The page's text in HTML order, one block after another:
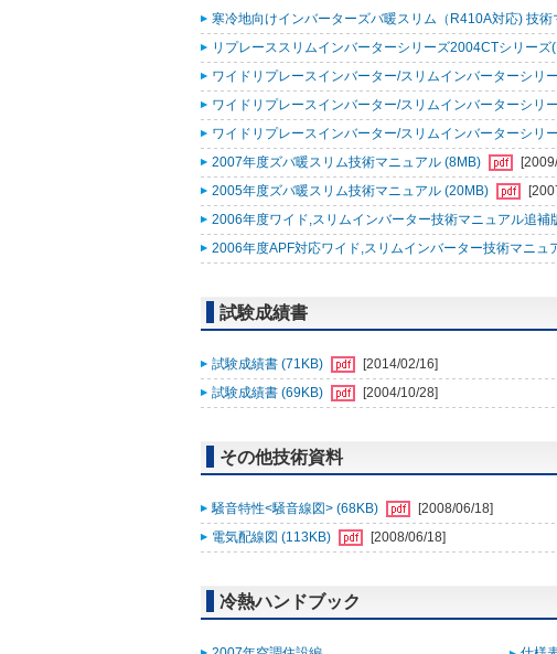
寒冷地向けインバーターズバ暖スリム（R410A対応) 技
リプレーススリムインバーターシリーズ2004CTシリー
ワイドリプレースインバーター/スリムインバーターシリ
ワイドリプレースインバーター/スリムインバーターシリ
ワイドリプレースインバーター/スリムインバーターシ
2007年度ズバ暖スリム技術マニュアル (8MB)
2005年度ズバ暖スリム技術マニュアル (20MB)
2006年度ワイド,スリムインバーター技術マニュアル追
2006年度APF対応ワイド,スリムインバーター技術マニュ
試験成績書
試験成績書 (71KB)
[2014/02/16]
試験成績書 (69KB)
[2004/10/28]
その他技術資料
騒音特性<騒音線図> (68KB)
[2008/06/18]
電気配線図 (113KB)
[2008/06/18]
冷熱ハンドブック